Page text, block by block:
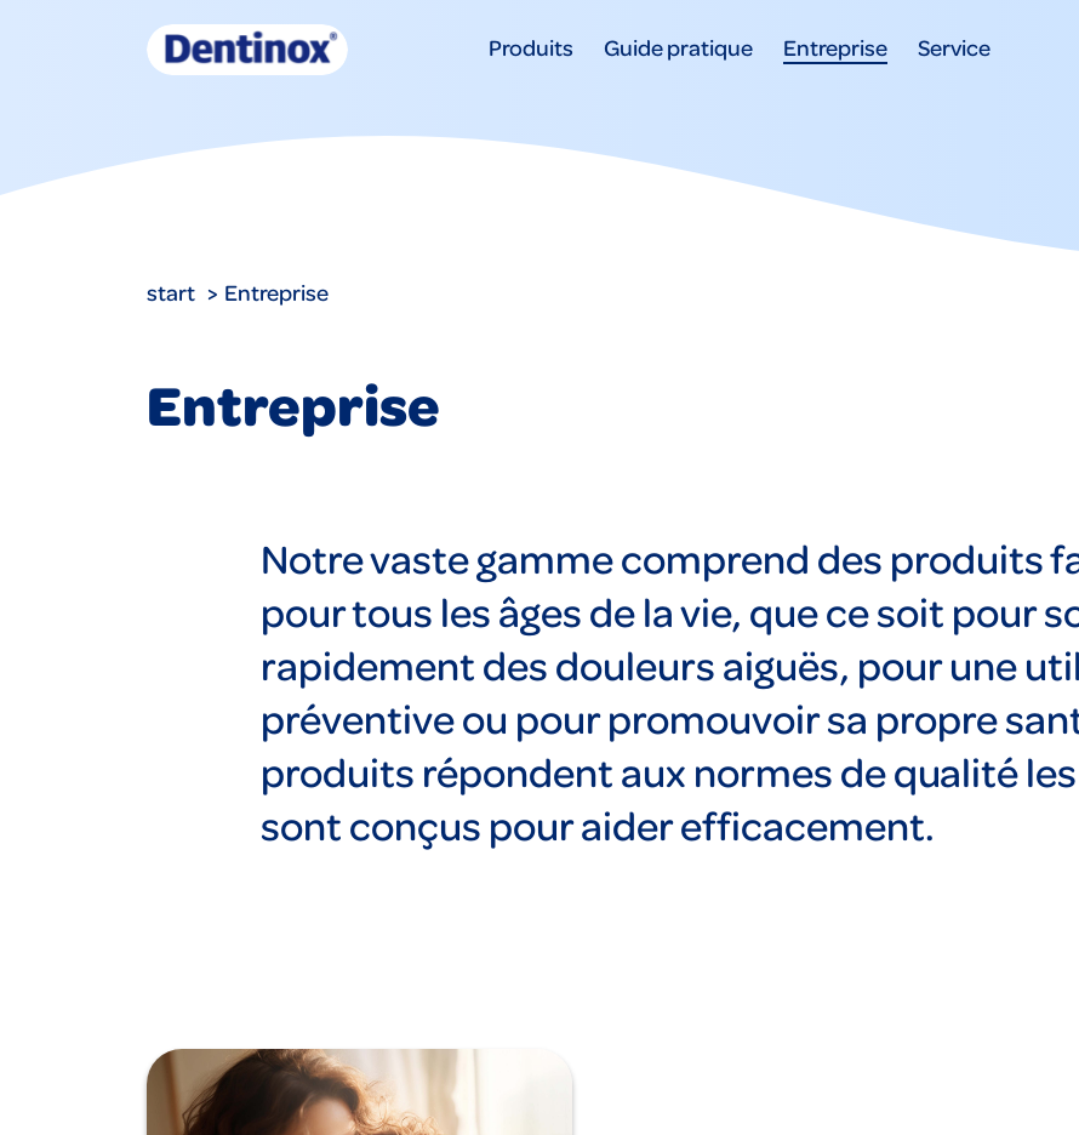
Produits Guide pratique Entreprise Service
start Entreprise
Entreprise
Notre vaste gamme comprend des produits
pour tous les âges de la vie, que ce soit pour
rapidement des douleurs aiguës, pour une
préventive ou pour promouvoir sa propre
produits répondent aux normes de qualité
sont conçus pour aider efficacement.